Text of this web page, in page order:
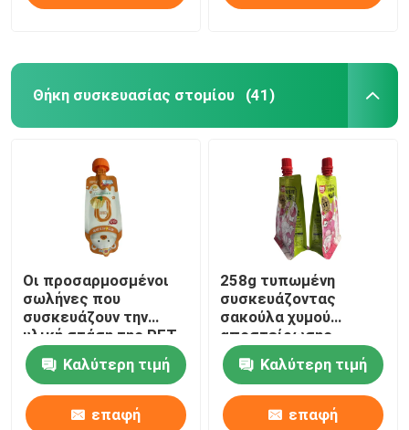
Θήκη συσκευασίας στομίου (41)
Οι προσαρμοσμένοι
σωλήνες που
συσκευάζουν την
υλική στάση της PET
σακουλών ρίχνουν
επάνω την τσάντα
Καλύτερη τιμή
επαφή
258g τυπωμένη
συσκευάζοντας
σακούλα χυμού
αποστείρωσης
σακουλών σωλήνων
επίπεδων
κατώτατων σημείων
ανταπαντήσεων
Καλύτερη τιμή
επαφή